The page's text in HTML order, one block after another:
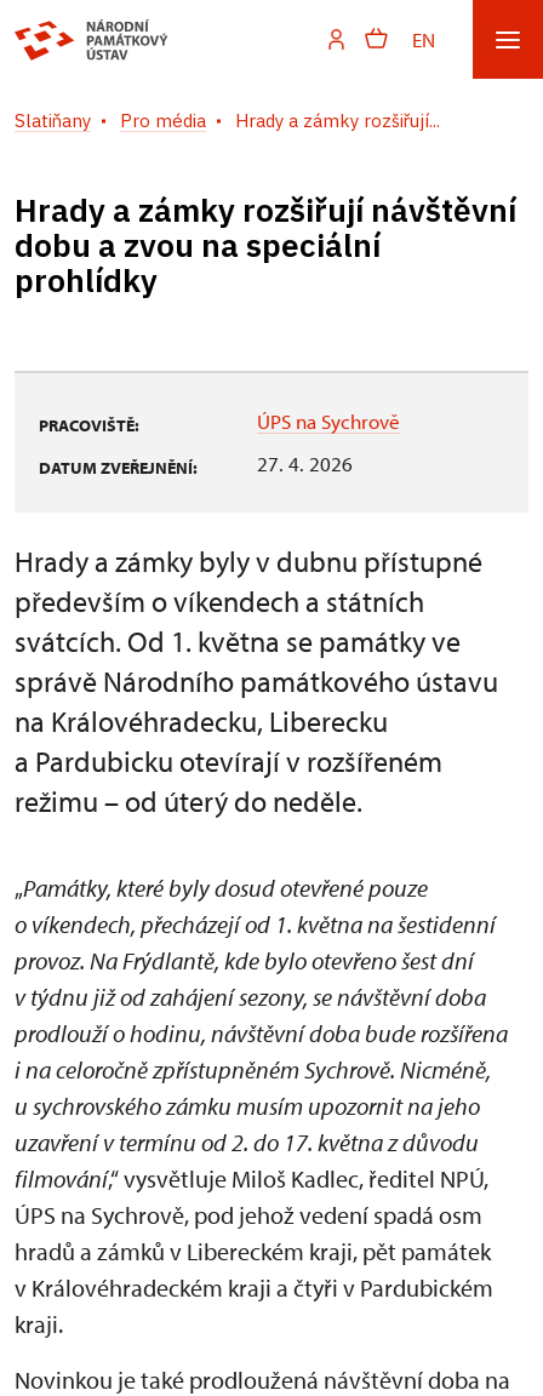
EN
Slatiňany Pro média Hrady a zámky rozšiřují...
Hrady a zámky rozšiřují návštěvní
dobu a zvou na speciální
prohlídky
PRACOVIŠTĚ: ÚPS na Sychrově
DATUM ZVEŘEJNĚNÍ: 27. 4. 2026
Hrady a zámky byly v dubnu přístupné
především o víkendech a státních
svátcích. Od 1. května se památky ve
správě Národního památkového ústavu
na Královéhradecku, Liberecku
a Pardubicku otevírají v rozšířeném
režimu – od úterý do neděle.
„Památky, které byly dosud otevřené pouze
o víkendech, přecházejí od 1. května na šestidenní
provoz. Na Frýdlantě, kde bylo otevřeno šest dní
v týdnu již od zahájení sezony, se návštěvní doba
prodlouží o hodinu, návštěvní doba bude rozšířena
i na celoročně zpřístupněném Sychrově. Nicméně,
u sychrovského zámku musím upozornit na jeho
uzavření v termínu od 2. do 17. května z důvodu
filmování,“ vysvětluje Miloš Kadlec, ředitel NPÚ,
ÚPS na Sychrově, pod jehož vedení spadá osm
hradů a zámků v Libereckém kraji, pět památek
v Královéhradeckém kraji a čtyři v Pardubickém
kraji.
Novinkou je také prodloužená návštěvní doba na